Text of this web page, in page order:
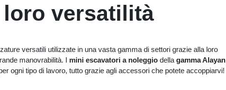
versatilità
versatili utilizzate in una vasta gamma di settori grazie alla loro
manovrabilità. I mini escavatori a noleggio della gamma Alayan
ogni tipo di lavoro, tutto grazie agli accessori che potete accoppiarvi!